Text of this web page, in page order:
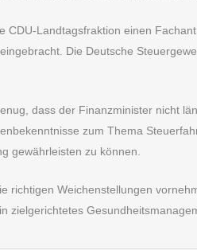
CDU-Landtagsfraktion einen
Die Deutsche
dass der Finanzminister nicht
zum Thema
gewährleisten zu können.
richtigen Weichenstellungen
zielgerichtetes